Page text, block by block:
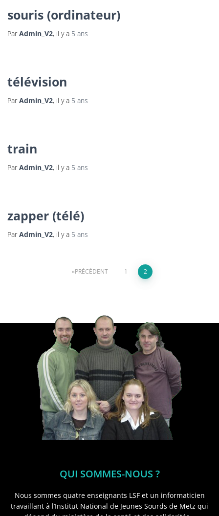
souris (ordinateur)
ParAdmin_V2, il y a 5 ans
télévision
ParAdmin_V2, il y a 5 ans
train
ParAdmin_V2, il y a 5 ans
zapper (télé)
ParAdmin_V2, il y a 5 ans
PRÉCÉDENT 1 2
QUI SOMMES-NOUS ?
Nous sommes quatre enseignants LSF et un informaticien
travaillant à l’Institut National de Jeunes Sourds de Metz qui